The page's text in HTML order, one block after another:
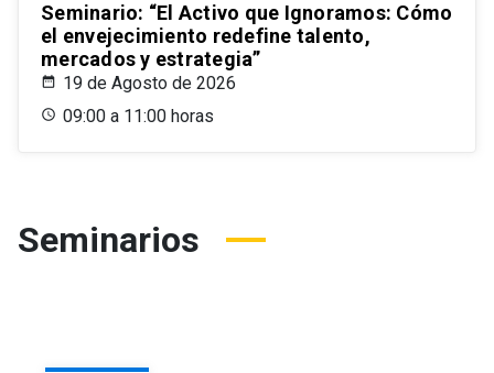
Seminario: “El Activo que Ignoramos: Cómo
el envejecimiento redefine talento,
mercados y estrategia”
19 de Agosto de 2026
09:00 a 11:00 horas
Seminarios